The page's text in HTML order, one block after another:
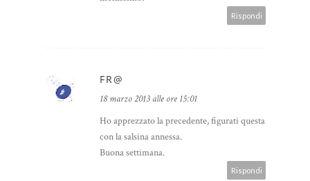
Rispondi
FR@
18 marzo 2013 alle ore 15:01
Ho apprezzato la precedente, figurati questa
con la salsina annessa.
Buona settimana.
Rispondi